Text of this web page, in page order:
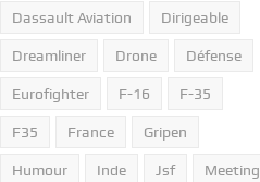
Dassault Aviation Dirigeable
Dreamliner Drone Défense
Eurofighter F-16 F-35
F35 France Gripen
Humour Inde Jsf Meeting